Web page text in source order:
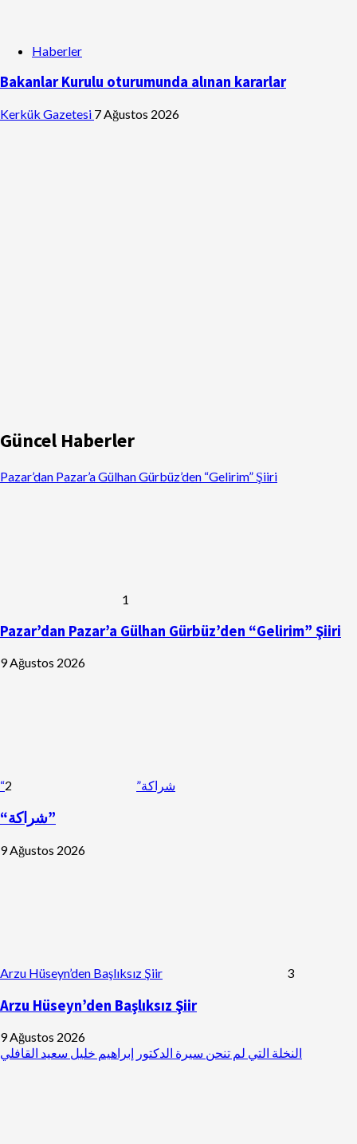
Haberler
Bakanlar Kurulu oturumunda alınan kararlar
Kerkük Gazetesi 7 Ağustos 2026
Güncel Haberler
Pazar’dan Pazar’a Gülhan Gürbüz’den “Gelirim” Şiiri
1
Pazar’dan Pazar’a Gülhan Gürbüz’den “Gelirim” Şiiri
9 Ağustos 2026
“شراكة” 2
“شراكة”
9 Ağustos 2026
Arzu Hüseyn’den Başlıksız Şiir 3
Arzu Hüseyn’den Başlıksız Şiir
9 Ağustos 2026
النخلة التي لم تنحن سيرة الدكتور إبراهيم خليل سعيد القافلي